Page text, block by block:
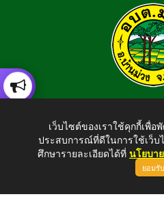
อำเภอบ้านม่วง จังหวัดสกลนคร ส
E-mail :
เว็บไซต์ของเราใช้คุกกี้เพื่
ประสบการณ์ที่ดีในการใช้เว็
ศึกษารายละเอียดได้ที่ นโยบา
ยอมรับ